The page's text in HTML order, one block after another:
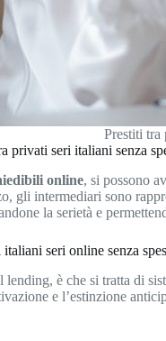
Prestiti tra
privati seri italiani senza
online, si possono
gli intermediari sono
la serietà e
seri online senza
è che si tratta di
e l’estinzione